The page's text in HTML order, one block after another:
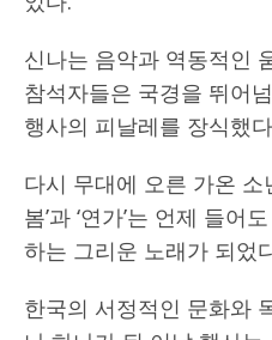
신나는 음악과 역동적인
참석자들은 국경을 뛰어
행사의 피날레를 장식했
다시 무대에 오른 가온 소
봄’과 ‘연가’는 언제 들어
하는 그리운 노래가 되었
한국의 서정적인 문화와